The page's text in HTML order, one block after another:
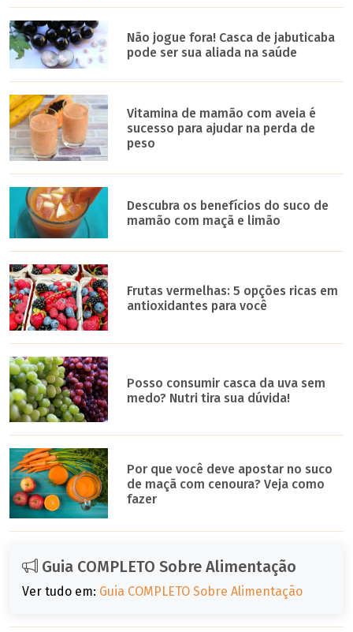
Não jogue fora! Casca de jabuticaba
pode ser sua aliada na saúde
Vitamina de mamão com aveia é
sucesso para ajudar na perda de
peso
Descubra os benefícios do suco de
mamão com maçã e limão
Frutas vermelhas: 5 opções ricas em
antioxidantes para você
Posso consumir casca da uva sem
medo? Nutri tira sua dúvida!
Por que você deve apostar no suco
de maçã com cenoura? Veja como
fazer
Guia COMPLETO Sobre Alimentação
Ver tudo em: Guia COMPLETO Sobre Alimentação